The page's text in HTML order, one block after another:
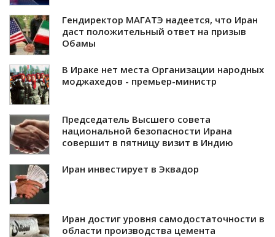
Гендиректор МАГАТЭ надеется, что Иран
даст положительный ответ на призыв
Обамы
В Ираке нет места Организации народных
моджахедов - премьер-министр
Председатель Высшего совета
национальной безопасности Ирана
совершит в пятницу визит в Индию
Иран инвестирует в Эквадор
Иран достиг уровня самодостаточности в
области производства цемента